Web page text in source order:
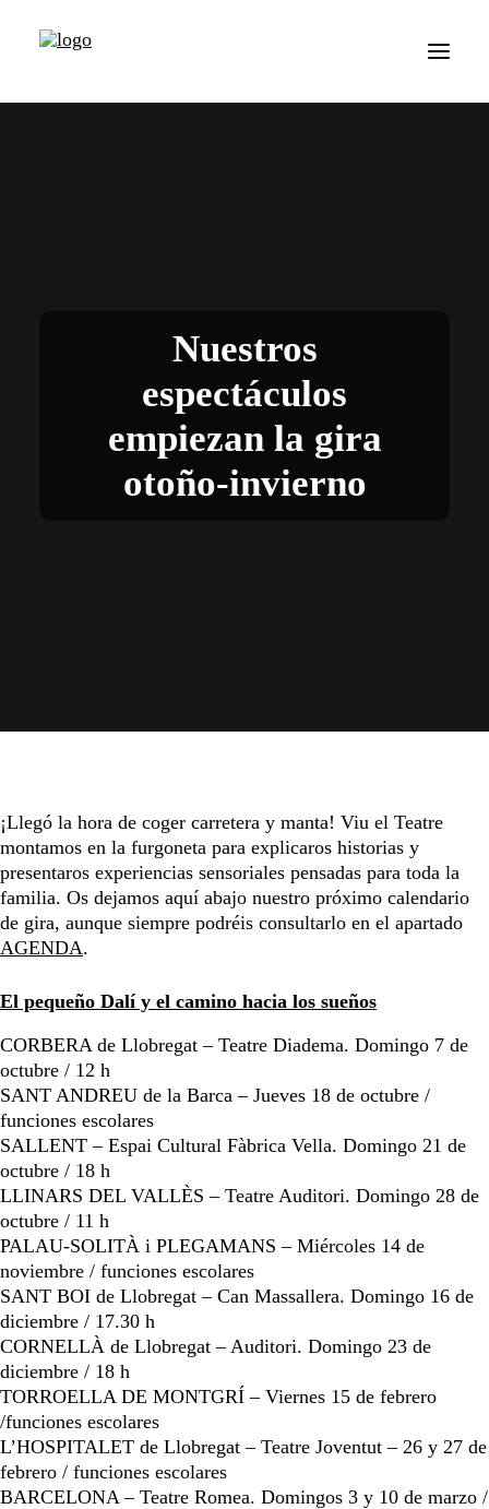
Nuestros
espectáculos
empiezan la gira
otoño-invierno
¡Llegó la hora de coger carretera y manta! Viu el Teatre
montamos en la furgoneta para explicaros historias y
presentaros experiencias sensoriales pensadas para toda la
familia. Os dejamos aquí abajo nuestro próximo calendario
de gira, aunque siempre podréis consultarlo en el apartado
AGENDA.
El pequeño Dalí y el camino hacia los sueños
CORBERA de Llobregat – Teatre Diadema. Domingo 7 de
octubre / 12 h
SANT ANDREU de la Barca – Jueves 18 de octubre /
funciones escolares
SALLENT – Espai Cultural Fàbrica Vella. Domingo 21 de
octubre / 18 h
LLINARS DEL VALLÈS – Teatre Auditori. Domingo 28 de
octubre / 11 h
PALAU-SOLITÀ i PLEGAMANS – Miércoles 14 de
noviembre / funciones escolares
SANT BOI de Llobregat – Can Massallera. Domingo 16 de
diciembre / 17.30 h
CORNELLÀ de Llobregat – Auditori. Domingo 23 de
diciembre / 18 h
TORROELLA DE MONTGRÍ – Viernes 15 de febrero
/funciones escolares
L’HOSPITALET de Llobregat – Teatre Joventut – 26 y 27 de
febrero / funciones escolares
BARCELONA – Teatre Romea. Domingos 3 y 10 de marzo /